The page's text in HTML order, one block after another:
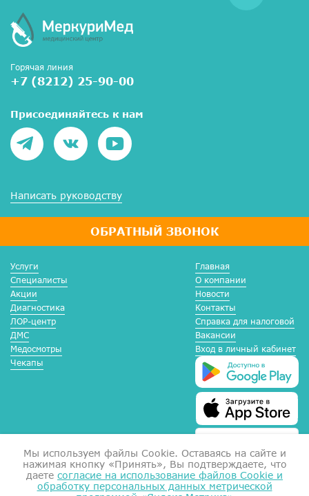
Горячая линия
+7 (8212) 25-90-00
ОБРАТНЫЙ ЗВОНОК
Присоединяйтесь к нам
Написать руководству
Услуги
Специалисты
Акции
Диагностика
ЛОР-центр
ДМС
Медосмотры
Чекапы
Главная
О компании
Новости
Контакты
Справка для налоговой
Вакансии
Вход в личный кабинет
Мы используем файлы Сookie. Оставаясь на сайте и
нажимая кнопку «Принять», Вы подтверждаете, что
даете согласие на использование файлов Cookie и
обработку персональных данных метрической